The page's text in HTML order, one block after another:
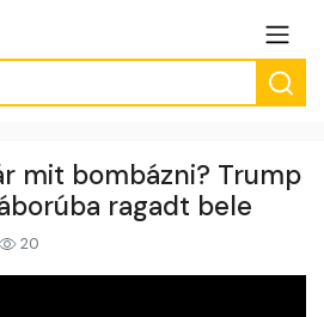
mit bombázni? Trump
ragadt bele
20